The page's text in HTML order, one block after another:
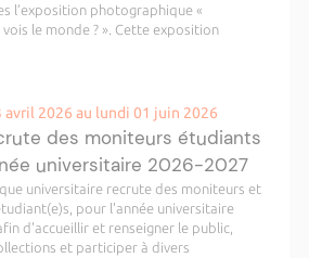
l’exposition photographique «
le monde ? ». Cette exposition
avril 2026 au lundi 01 juin 2026
des moniteurs étudiants
universitaire 2026-2027
universitaire recrute des moniteurs et
pour l'année universitaire
d'accueillir et renseigner le public,
et participer à divers